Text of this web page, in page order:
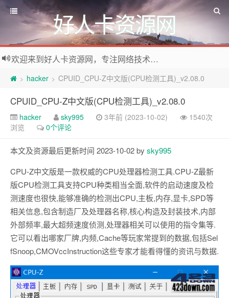
好人卡资源网
欢迎来到好人卡资源网，专注网络技术资源收集，我们不仅是网络资源的搬运工，也生产原创资源。寻找资源请留言或关注公众号:烈日下的男人
> hacker > CPUID_CPU-Z中文版(CPU检测工具)_v2.08.0
CPUID_CPU-Z中文版(CPU检测工具)_v2.08.0
hacker sky995 3年前 (2023-10-02)
1540次
浏览
0个评论
本文及资源最后更新时间 2023-10-02 by sky995
CPU-Z中文版是一款权威的CPU处理器检测工具.CPU-Z最新
版CPU检测工具支持CPU种类相当全面,软件的启动速度及检
测速度也很快,能够准确的检测出CPU,主板,内存,显卡,SPD等
相关信息,包含制造厂及处理器名称,核心构造及封装技术,内部
外部频率,最大超频速度侦测,处理器相关可以使用的指令集等.
它可以看出哪家厂牌,内频,Cache等玩家常提到的数据,包括Sel
fSnoop,CMOVccInstruction这些专家才能看得懂的资讯与数据.